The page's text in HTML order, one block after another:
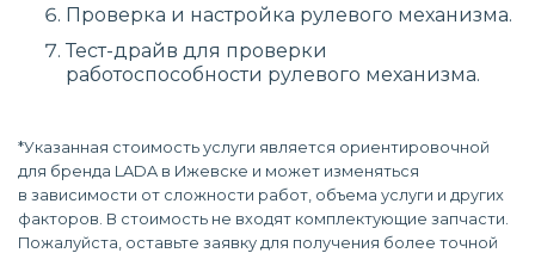
Проверка и настройка рулевого механизма.
Тест-драйв для проверки
работоспособности рулевого механизма.
*Указанная стоимость услуги является ориентировочной
для бренда LADA в Ижевске и может изменяться
в зависимости от сложности работ, объема услуги и других
факторов. В стоимость не входят комплектующие запчасти.
Пожалуйста, оставьте заявку для получения более точной